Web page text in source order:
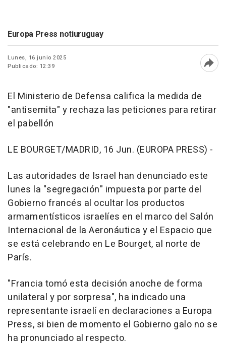
Europa Press notiuruguay
Lunes, 16 junio 2025
Publicado: 12:39
El Ministerio de Defensa califica la medida de
"antisemita" y rechaza las peticiones para retirar
el pabellón
LE BOURGET/MADRID, 16 Jun. (EUROPA PRESS) -
Las autoridades de Israel han denunciado este
lunes la "segregación" impuesta por parte del
Gobierno francés al ocultar los productos
armamentísticos israelíes en el marco del Salón
Internacional de la Aeronáutica y el Espacio que
se está celebrando en Le Bourget, al norte de
París.
"Francia tomó esta decisión anoche de forma
unilateral y por sorpresa", ha indicado una
representante israelí en declaraciones a Europa
Press, si bien de momento el Gobierno galo no se
ha pronunciado al respecto.